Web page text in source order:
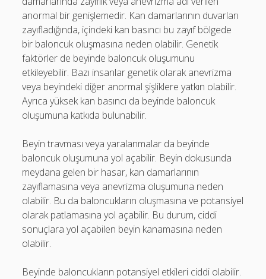
anormal bir genişlemedir. Kan damarlarının duvarları
zayıfladığında, içindeki kan basıncı bu zayıf bölgede
bir baloncuk oluşmasına neden olabilir. Genetik
faktörler de beyinde baloncuk oluşumunu
etkileyebilir. Bazı insanlar genetik olarak anevrizma
veya beyindeki diğer anormal şişliklere yatkın olabilir.
Ayrıca yüksek kan basıncı da beyinde baloncuk
oluşumuna katkıda bulunabilir.
Beyin travması veya yaralanmalar da beyinde
baloncuk oluşumuna yol açabilir. Beyin dokusunda
meydana gelen bir hasar, kan damarlarının
zayıflamasına veya anevrizma oluşumuna neden
olabilir. Bu da baloncukların oluşmasına ve potansiyel
olarak patlamasına yol açabilir. Bu durum, ciddi
sonuçlara yol açabilen beyin kanamasına neden
olabilir.
Beyinde baloncukların potansiyel etkileri ciddi olabilir.